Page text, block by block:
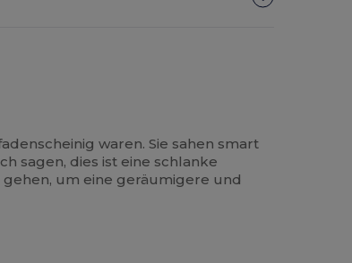
waren. Sie sahen smart
sagen, dies ist eine schlanke
um eine geräumigere und